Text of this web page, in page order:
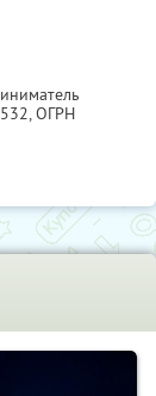
, ОГРН